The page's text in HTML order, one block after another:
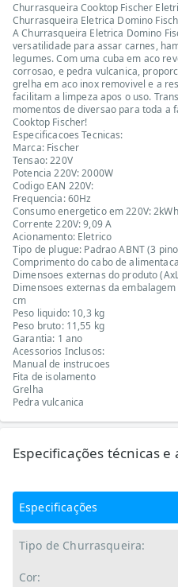
Churrasqueira Cooktop Fischer
Churrasqueira Eletrica Domino
A Churrasqueira Eletrica Domino
versatilidade para assar carnes,
legumes. Com uma cuba em aco
corrosao, e pedra vulcanica,
grelha em aco inox removivel e a
facilitam a limpeza apos o uso.
momentos de diversao para toda a
Cooktop Fischer!
Especificacoes Tecnicas:
Marca: Fischer
Tensao: 220V
Potencia 220V: 2000W
Codigo EAN 220V:
Frequencia: 60Hz
Consumo energetico em 220V: 2kWh
Corrente 220V: 9,09 A
Acionamento: Eletrico
Tipo de plugue: Padrao ABNT (3
Comprimento do cabo de
Dimensoes externas do produto
Dimensoes externas da
cm
Peso liquido: 10,3 kg
Peso bruto: 11,55 kg
Garantia: 1 ano
Acessorios Inclusos:
Manual de instrucoes
Fita de isolamento
Grelha
Pedra vulcanica
Especificações técnicas
Especificações
Tipo de Churrasqueira:
Cor: